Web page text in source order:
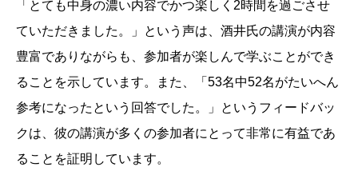
「とても中身の濃い内容でかつ楽しく2時間を過ごさせ
ていただきました。」という声は、酒井氏の講演が内容
豊富でありながらも、参加者が楽しんで学ぶことができ
ることを示しています。また、「53名中52名がたいへん
参考になったという回答でした。」というフィードバッ
クは、彼の講演が多くの参加者にとって非常に有益であ
ることを証明しています。